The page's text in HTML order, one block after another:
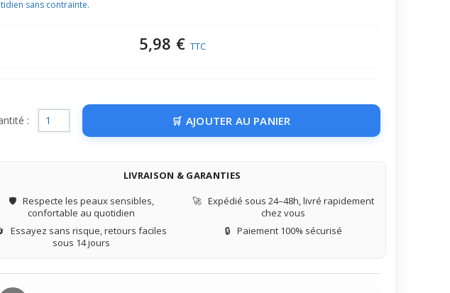
sans contrainte.
5,98 € TTC
: AJOUTER AU PANIER
LIVRAISON & GARANTIES
🛡️ Respecte les peaux sensibles,
confortable au quotidien
🚀 Expédié sous 24–48h, livré rapidement
chez vous
Essayez sans risque, retours faciles
sous 14 jours
🔒 Paiement 100% sécurisé